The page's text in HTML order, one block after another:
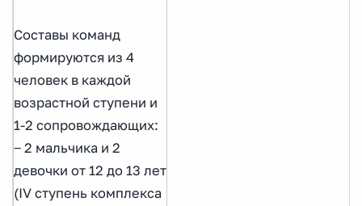
Составы команд
формируются из 4
человек в каждой
возрастной ступени и
1-2 сопровождающих:
‒ 2 мальчика и 2
девочки от 12 до 13 лет
(IV ступень комплекса